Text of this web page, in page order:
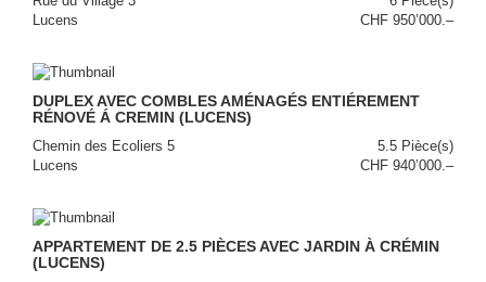
CHF 950’000.–
Lucens
DUPLEX AVEC COMBLES AMÉNAGÉS ENTIÉREMENT
RÉNOVÉ Á CREMIN (LUCENS)
5.5 Pièce(s)
Chemin des Ecoliers 5
CHF 940’000.–
Lucens
APPARTEMENT DE 2.5 PIÈCES AVEC JARDIN À CRÉMIN
(LUCENS)